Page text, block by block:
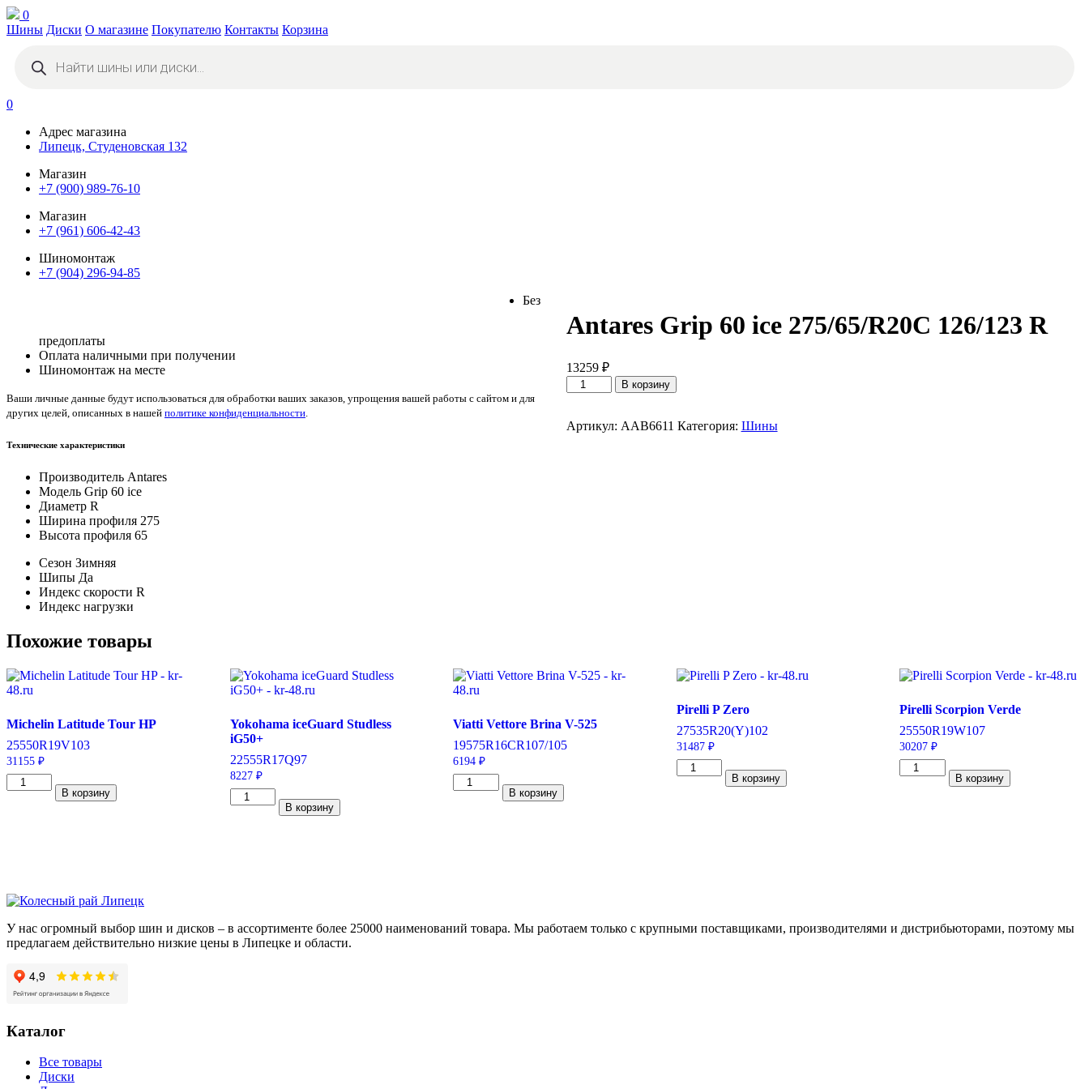
0
Шины Диски О магазине Покупателю Контакты Корзина
товаров
0
Адрес магазина
Липецк, Студеновская 132
Магазин
+7 (900) 989-76-10
Магазин
+7 (961) 606-42-43
Шиномонтаж
+7 (904) 296-94-85
Antares Grip 60 ice 275/65/R20C 126/123 R
13259 ₽
Количество
товара
Grip
В корзину
Артикул: AAB6611 Категория: Шины
Без
предоплаты
Оплата наличными при получении
Шиномонтаж на месте
Ваши личные данные будут использоваться для обработки ваших заказов, упрощения вашей работы с сайтом и для
других целей, описанных в нашей политике конфиденциальности.
Технические характеристики
Производитель Antares
Модель Grip 60 ice
Диаметр R
Ширина профиля 275
Высота профиля 65
Сезон Зимняя
Шипы Да
Индекс скорости R
Индекс нагрузки
Похожие товары
Michelin Latitude Tour HP
25550R19V103
31155 ₽
Количество
товара
V
В корзину
Yokohama iceGuard Studless
iG50+
22555R17Q97
8227 ₽
Количество
товара
В корзину
Viatti Vettore Brina V-525
19575R16CR107/105
6194₽
Количество
товара
В корзину
Pirelli P Zero
27535R20(Y)102
31487 ₽
Количество
товара
В корзину
Pirelli Scorpion Verde
25550R19W107
30207₽
Количество
товара
В корзину
У нас огромный выбор шин и дисков – в ассортименте более 25000 наименований товара. Мы работаем только с крупными поставщиками, производителями и дистрибьюторами, поэтому мы
предлагаем действительно низкие цены в Липецке и области.
Каталог
Все товары
Диски